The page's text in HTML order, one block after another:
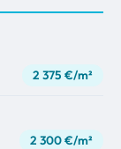
2 375 €/m²
2 300 €/m²